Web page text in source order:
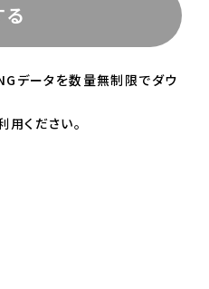
データを数量無制限でダウ
ください。